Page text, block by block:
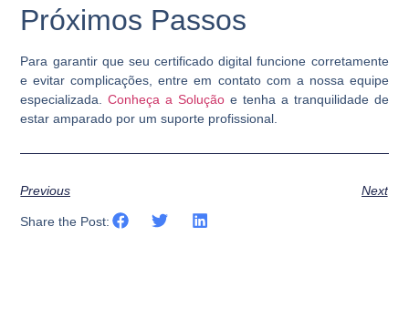
Próximos Passos
Para garantir que seu certificado digital funcione corretamente
e evitar complicações, entre em contato com a nossa equipe
especializada.Conheça a Solução e tenha a tranquilidade de
estar amparado por um suporte profissional.
Previous Next
Share the Post: